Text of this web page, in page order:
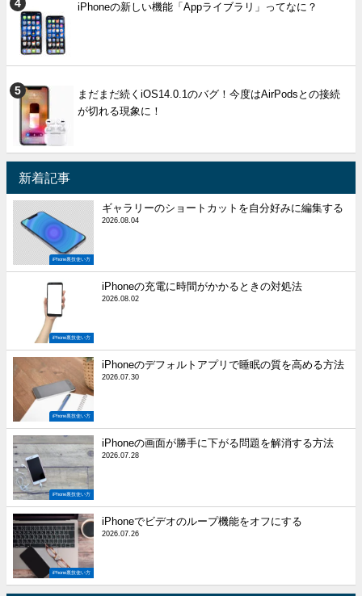
iPhoneの新しい機能「Appライブラリ」ってなに？
まだまだ続くiOS14.0.1のバグ！今度はAirPodsとの接続
が切れる現象に！
新着記事
iPhone裏技使い方
ギャラリーのショートカットを自分好みに編集する
2026.08.04
iPhone裏技使い方
iPhoneの充電に時間がかかるときの対処法
2026.08.02
iPhone裏技使い方
iPhoneのデフォルトアプリで睡眠の質を高める方法
2026.07.30
iPhone裏技使い方
iPhoneの画面が勝手に下がる問題を解消する方法
2026.07.28
iPhone裏技使い方
iPhoneでビデオのループ機能をオフにする
2026.07.26